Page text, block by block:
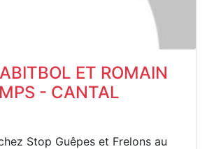
ET ROMAIN
- CANTAL
Stop Guêpes et Frelons au